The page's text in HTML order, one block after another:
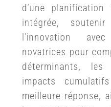
d’une
intégrée,
l’innovation
novatrices pour
déterminants,
impacts
meilleure réponse,